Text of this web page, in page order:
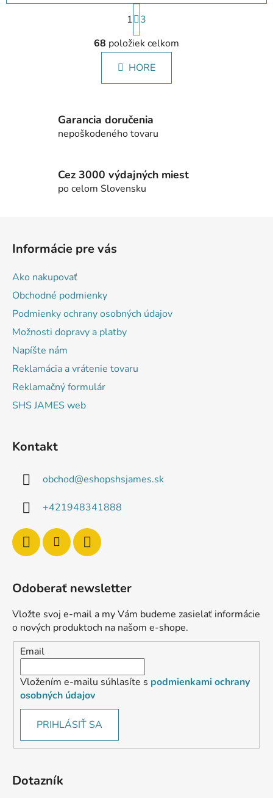
O
v
l
á
d
c
i
e
v
k
S
t
r
á
n
k
i
e
1
3
68 položiek celkom
HORE
Garancia doručenia
nepoškodeného tovaru
Cez 3000 výdajných miest
po celom Slovensku
Informácie pre vás
Ako nakupovať
Obchodné podmienky
Podmienky ochrany osobných údajov
Možnosti dopravy a platby
Napíšte nám
Reklamácia a vrátenie tovaru
Reklamačný formulár
SHS JAMES web
Kontakt
obchod@eshopshsjames.sk
+421948341888
Odoberať newsletter
Vložte svoj e-mail a my Vám budeme zasielať informácie
o nových produktoch na našom e-shope.
Email
Vložením e-mailu súhlasíte s podmienkami ochrany
osobných údajov
PRIHLÁSIŤ SA
Dotazník